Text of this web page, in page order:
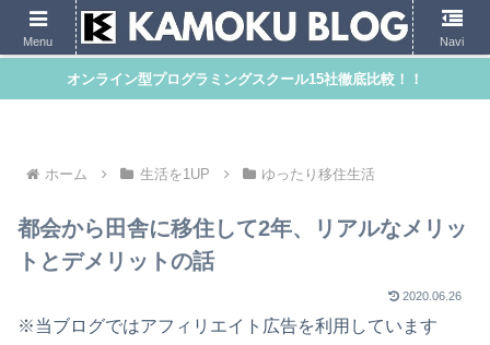
オンライン型プログラミングスクール15社徹底比較！！
ホーム 生活を1UP ゆったり移住生活
都会から田舎に移住して2年、リアルなメリッ
トとデメリットの話
2020.06.26
※当ブログではアフィリエイト広告を利用しています
Menu Navi